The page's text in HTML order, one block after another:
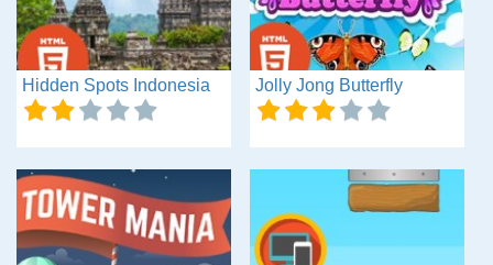
Hidden Spots Indonesia Jolly Jong Butterfly